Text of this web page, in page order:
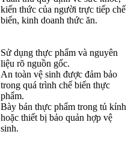
kiến thức của người trực tiếp chế
biến, kinh doanh thức ăn.
Sử dụng thực phẩm và nguyên
liệu rõ nguồn gốc.
An toàn vệ sinh được đảm bảo
trong quá trình chế biến thực
phẩm.
Bày bán thực phẩm trong tủ kính
hoặc thiết bị bảo quản hợp vệ
sinh.